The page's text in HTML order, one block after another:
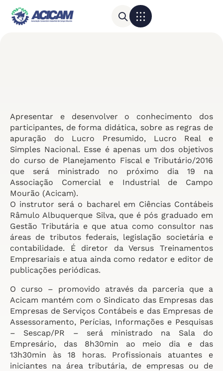
Apresentar e desenvolver o conhecimento dos
participantes, de forma didática, sobre as regras de
apuração do Lucro Presumido, Lucro Real e
Simples Nacional. Esse é apenas um dos objetivos
do curso de Planejamento Fiscal e Tributário/2016
que será ministrado no próximo dia 19 na
Associação Comercial e Industrial de Campo
Mourão (Acicam).
O instrutor será o bacharel em Ciências Contábeis
Râmulo Albuquerque Silva, que é pós graduado em
Gestão Tributária e que atua como consultor nas
áreas de tributos federais, legislação societária e
contabilidade. É diretor da Versus Treinamentos
Empresariais e atua ainda como redator e editor de
publicações periódicas.
O curso – promovido através da parceria que a
Acicam mantém com o Sindicato das Empresas das
Empresas de Serviços Contábeis e das Empresas de
Assessoramento, Perícias, Informações e Pesquisas
– Sescap/PR – será ministrado na Sala do
Empresário, das 8h30min ao meio dia e das
13h30min às 18 horas. Profissionais atuantes e
iniciantes na área tributária, de empresas ou de